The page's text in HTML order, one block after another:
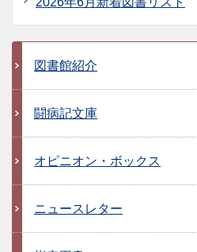
図書館紹介
闘病記文庫
オピニオン・ボックス
ニュースレター